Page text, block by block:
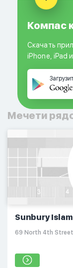
Компас
Скачать
iPhone, iPad
Мечети
Sunbury
69 North 4th